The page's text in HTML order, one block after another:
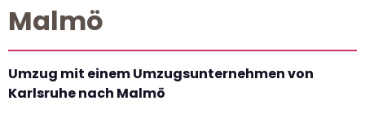
Malmö
Umzug mit einem Umzugsunternehmen von
Karlsruhe nach Malmö